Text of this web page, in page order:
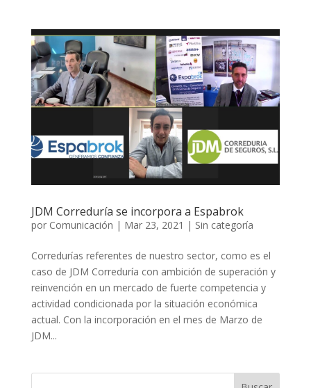
JDM Correduría se incorpora a Espabrok
por Comunicación | Mar 23, 2021 | Sin categoría
Corredurías referentes de nuestro sector, como es el
caso de JDM Correduría con ambición de superación y
reinvención en un mercado de fuerte competencia y
actividad condicionada por la situación económica
actual. Con la incorporación en el mes de Marzo de
JDM...